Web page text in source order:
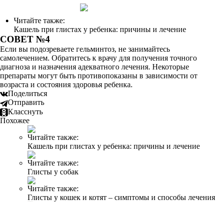
Читайте также:
Кашель при глистах у ребенка: причины и лечение
СОВЕТ №4
Если вы подозреваете гельминтоз, не занимайтесь
самолечением. Обратитесь к врачу для получения точного
диагноза и назначения адекватного лечения. Некоторые
препараты могут быть противопоказаны в зависимости от
возраста и состояния здоровья ребенка.
Поделиться
Отправить
Класснуть
Похожее
Читайте также:
Кашель при глистах у ребенка: причины и лечение
Читайте также:
Глисты у собак
Читайте также:
Глисты у кошек и котят – симптомы и способы лечения